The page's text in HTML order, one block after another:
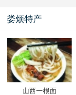
娄烦特产
山西一根面